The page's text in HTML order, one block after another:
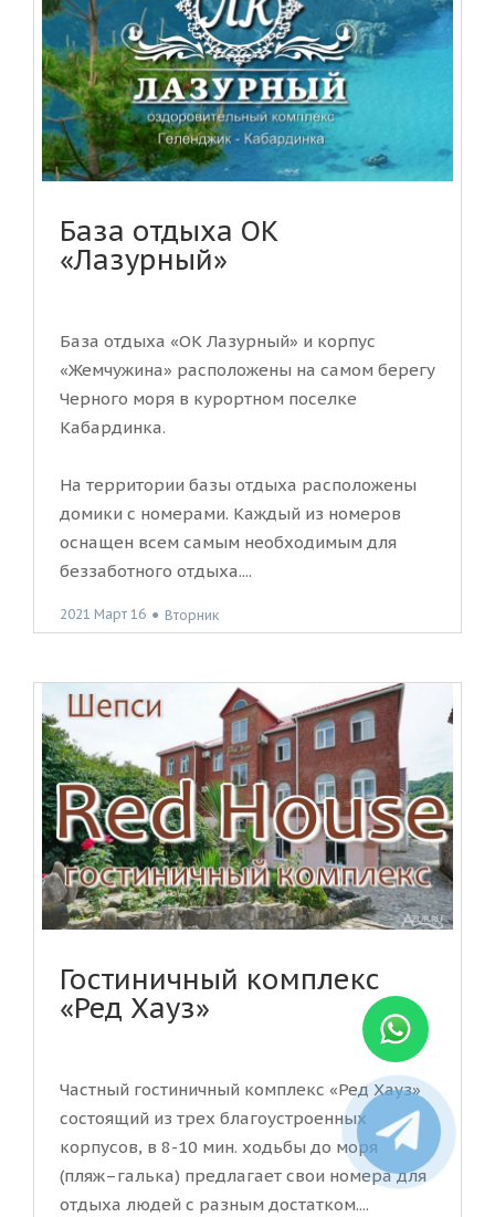
База отдыха ОК
«Лазурный»
База отдыха «ОК Лазурный» и корпус
«Жемчужина» расположены на самом берегу
Черного моря в курортном поселке
Кабардинка.
На территории базы отдыха расположены
домики с номерами. Каждый из номеров
оснащен всем самым необходимым для
беззаботного отдыха....
2021 Март 16 ● Вторник
Гостиничный комплекс
«Ред Хауз»
Частный гостиничный комплекс «Ред Хауз»
состоящий из трех благоустроенных
корпусов, в 8-10 мин. ходьбы до моря
(пляж–галька) предлагает свои номера для
отдыха людей с разным достатком....